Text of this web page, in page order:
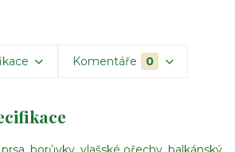
Komentáře 0